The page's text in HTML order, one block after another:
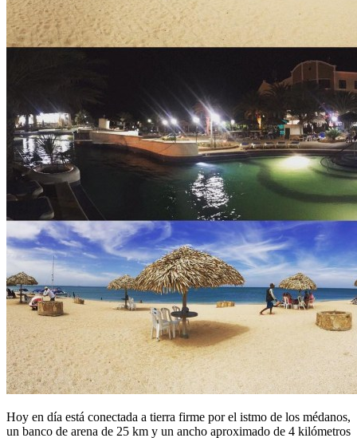
Hoy en día está conectada a tierra firme por el istmo de los médanos,
un banco de arena de 25 km y un ancho aproximado de 4 kilómetros